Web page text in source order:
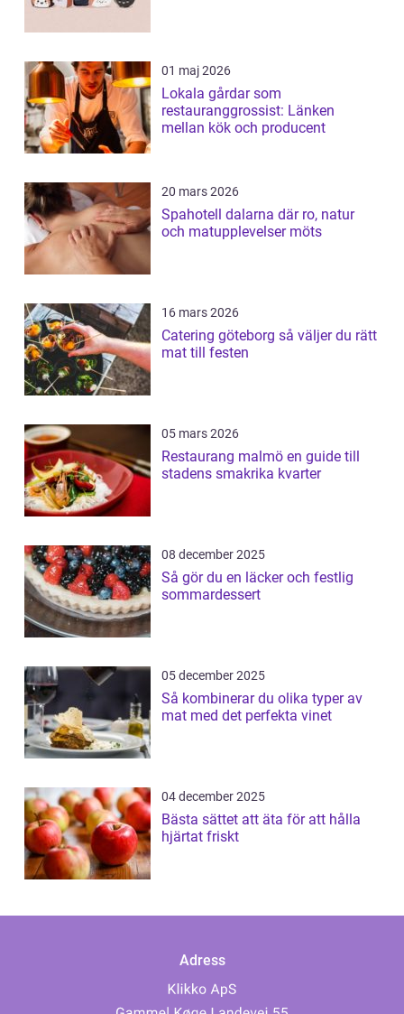
01 maj 2026
Lokala gårdar som
restauranggrossist: Länken
mellan kök och producent
20 mars 2026
Spahotell dalarna där ro, natur
och matupplevelser möts
16 mars 2026
Catering göteborg så väljer du rätt
mat till festen
05 mars 2026
Restaurang malmö en guide till
stadens smakrika kvarter
08 december 2025
Så gör du en läcker och festlig
sommardessert
05 december 2025
Så kombinerar du olika typer av
mat med det perfekta vinet
04 december 2025
Bästa sättet att äta för att hålla
hjärtat friskt
Adress